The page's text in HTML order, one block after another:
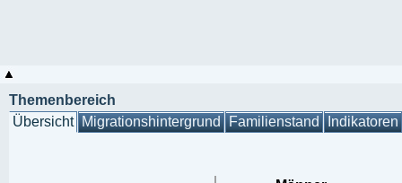
Themenbereich
Übersicht Migrationshintergrund Familienstand Indikatoren